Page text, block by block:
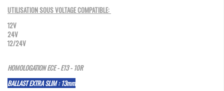
UTILISATION SOUS VOLTAGE COMPATIBLE:
12V
24V
12/24V
HOMOLOGATION ECE - E13 - 10R
BALLAST EXTRA SLIM : 13mm